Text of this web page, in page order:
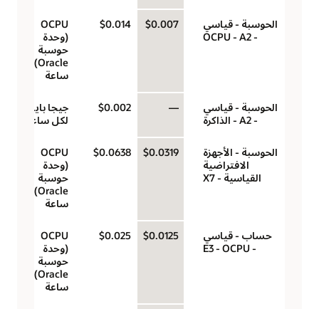
الحوسبة - قياسي
- A2‏ - OCPU
$0.007
$0.014
‏‫OCPU
(وحدة
حوسبة
ساعة
الحوسبة - قياسي
- A2 - الذاكرة
—
$0.002
جيجا بايت
لكل ساعة
الحوسبة - الأجهزة
الافتراضية
القياسية - X7
$0.0319
$0.0638
‏‫OCPU
(وحدة
حوسبة
ساعة
حساب - قياسي
- E3 - OCPU
$0.0125
$0.025
‏‫OCPU
(وحدة
حوسبة
ساعة